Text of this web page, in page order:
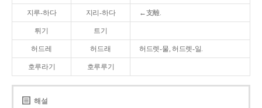
지루-하다 지리-하다 ←支離.
튀기 트기
허드레 허드래 허드렛-물, 허드렛-일.
호루라기 호루루기
해설